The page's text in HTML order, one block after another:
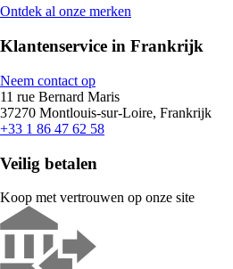
Ontdek al onze merken
Klantenservice in Frankrijk
Neem contact op
11 rue Bernard Maris
37270 Montlouis-sur-Loire, Frankrijk
+33 1 86 47 62 58
Veilig betalen
Koop met vertrouwen op onze site